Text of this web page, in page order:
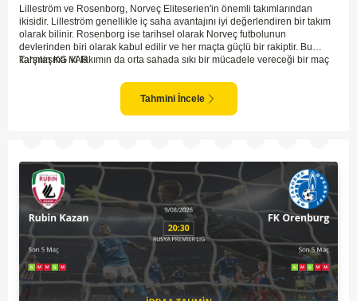
Lilleström ve Rosenborg, Norveç Eliteserien'in önemli takımlarından
ikisidir. Lilleström genellikle iç saha avantajını iyi değerlendiren bir takım
olarak bilinir. Rosenborg ise tarihsel olarak Norveç futbolunun
devlerinden biri olarak kabul edilir ve her maçta güçlü bir rakiptir. Bu
karşılaşma iki takımın da orta sahada sıkı bir mücadele vereceği bir maç
oyunundaki etkisi birlikte düşünüldüğünde, maçın dengede geçmesi
olasıdır. İki takımın da gol atma potansiyeli yüksek olduğu için karşılıklı
Tahmin KG VAR
Tahmini İncele